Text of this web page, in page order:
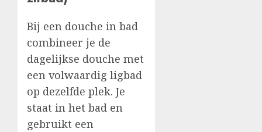
Bij een douche in bad
combineer je de
dagelijkse douche met
een volwaardig ligbad
op dezelfde plek. Je
staat in het bad en
gebruikt een